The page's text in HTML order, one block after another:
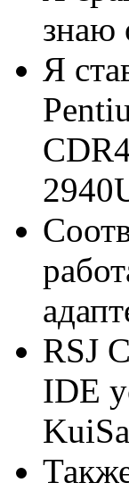
знаю
Я
RSJ
IDE